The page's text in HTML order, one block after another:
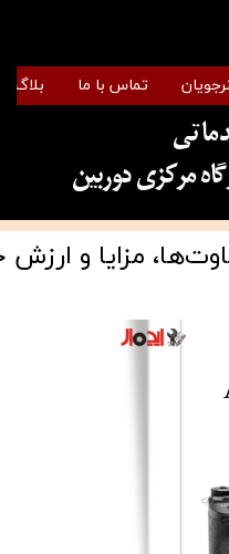
مرکزی دوربین
تماس با ما بلاگ